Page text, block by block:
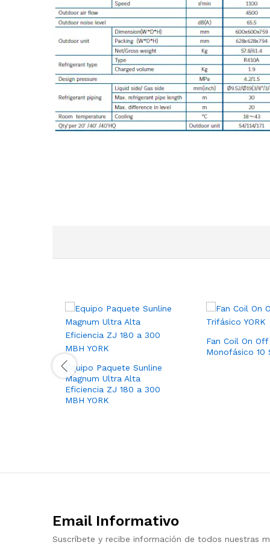
Equipo Paquete Sunline
Magnum Ultra Alta
Eficiencia ZJ 180 a 300
MBH YORK
Fan Coil On
Monofásico 10
Email Informativo
Suscríbete y recibe información de todos nuestras